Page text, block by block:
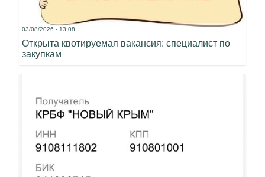
03/08/2026 - 13:08
Открыта квотируемая вакансия: специалист по
закупкам